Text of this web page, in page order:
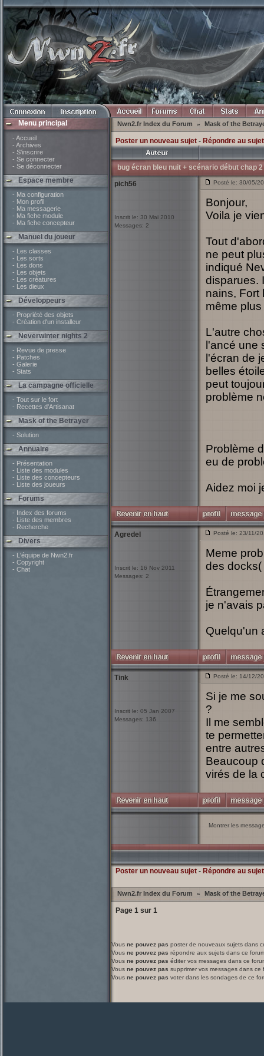
Menu principal
- Accueil
- Archives
- S'inscrire
- Se connecter
- Se déconnecter
Espace membre
- Ma configuration
- Mon profil
- Ma messagerie
- Ma fiche module
- Ma fiche concepteur
Manuel du joueur
- Les classes
- Les sorts
- Les dons
- Les objets
- Les créatures
- Les dieux
Développeurs
- Propriété des objets
- Création d'un installeur
Neverwinter nights 2
- Revue de presse
- Patches
- Galerie
- Stats
La campagne officielle
- Tout sur le fort
- Recettes d'Artisanat
Mask of the Betrayer
- Solution
Annuaire
- Présentation
- Liste des modules
- Liste des concepteurs
- Liste des joueurs
Forums
- Index des forums
- Liste des membres
- Recherche
Divers
- L'équipe de Nwn2.fr
- Copyright
- Chat
Nwn2.fr Index du Forum » Mask of the
Poster un nouveau sujet- Répondre au sujet
bug écran bleu nuit + scénario début chap 2
pich56
Inscrit le: 30 Mai 2010
Messages: 2
Posté le: 30/05/
Bonjour,
Voila je
Tout
ne peut
indiqué
disparues.
nains, Fort
même
L'autre
l'ancé une
l'écran de
belles
peut
problème
Problème
eu de
Aidez moi
Agredel
Inscrit le: 16 Nov 2011
Messages: 2
Posté le: 23/11/
Meme
des docks(
je n'avais
Quelqu'un
Tink
Inscrit le: 05 Jan 2007
Messages: 136
Posté le: 14/12/
Si je me
?
Il me
te
entre
Beaucoup
virés de la
Montrer les
Poster un nouveau sujet- Répondre au sujet
Nwn2.fr Index du Forum » Mask of the
Page 1sur 1
Vous ne pouvez pas poster de nouveaux sujets dans
Vous ne pouvez pas répondre aux sujets dans ce
Vous ne pouvez pas éditer vos messages dans ce
Vous ne pouvez pas supprimer vos messages dans ce
Vous ne pouvez pas voter dans les sondages de ce